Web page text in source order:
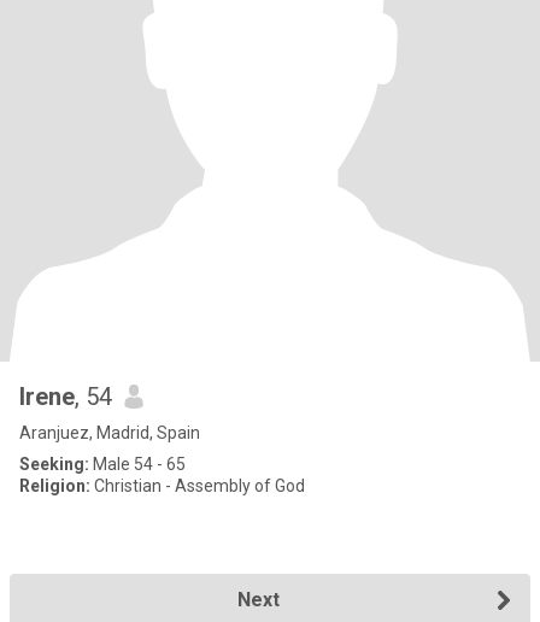
Irene, 54
Aranjuez, Madrid, Spain
Seeking: Male 54 - 65
Religion: Christian - Assembly of God
Next